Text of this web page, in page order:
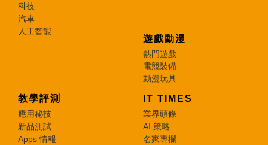
科技
汽車
人工智能
遊戲動漫
熱門遊戲
電競裝備
動漫玩具
教學評測
應用秘技
新品測試
Apps 情報
IT TIMES
業界頭條
AI 策略
名家專欄